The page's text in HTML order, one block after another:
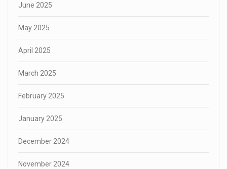
June 2025
May 2025
April 2025
March 2025
February 2025
January 2025
December 2024
November 2024